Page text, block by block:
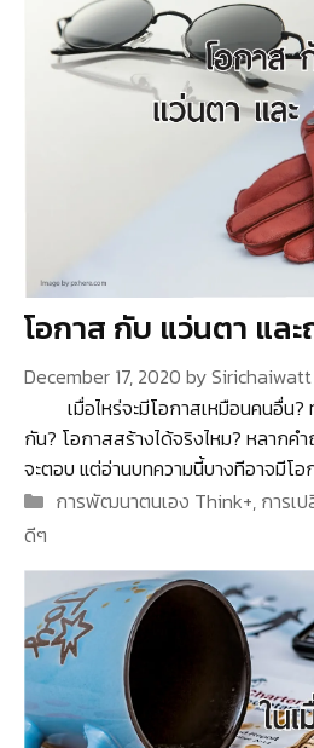
โอกาส กับ แว่นตา แล
December 17, 2020 bySirichaiwatt
เมื่อไหร่จะมีโอกาสเหมือนคนอื่น?
กัน? โอกาสสร้างได้จริงไหม? หลากค
จะตอบ แต่อ่านบทความนี้บางทีอาจมีโอ
Categories
การพัฒนาตนเอง Think+, การเ
ดีๆ